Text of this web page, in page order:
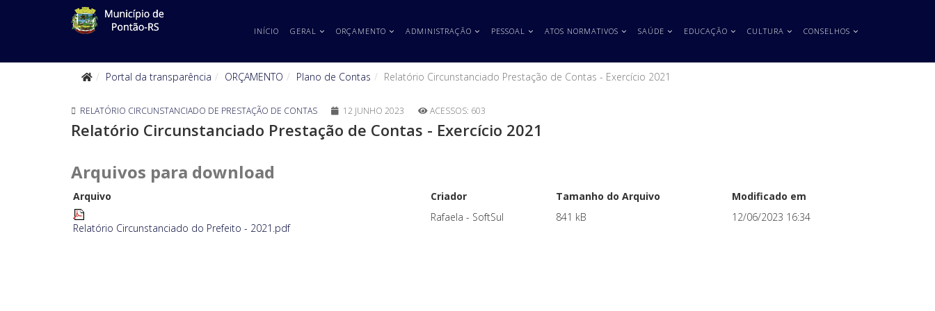
INÍCIO GERAL ORÇAMENTO ADMINISTRAÇÃO PESSOAL ATOS NORMATIVOS SAÚDE EDUCAÇÃO CULTURA CONSELHOS
Portal da transparência ORÇAMENTO Plano de Contas Relatório Circunstanciado Prestação de Contas - Exercício 2021
RELATÓRIO CIRCUNSTANCIADO DE PRESTAÇÃO DE CONTAS 12 JUNHO 2023 ACESSOS: 603
Relatório Circunstanciado Prestação de Contas - Exercício 2021
Arquivos para download
Arquivo Criador Tamanho do Arquivo Modificado em
Relatório Circunstanciado do Prefeito - 2021.pdf
Rafaela - SoftSul 841 kB 12/06/2023 16:34